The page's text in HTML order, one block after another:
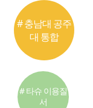
# 충남대 공주
대 통합
# 타슈 이용질
서